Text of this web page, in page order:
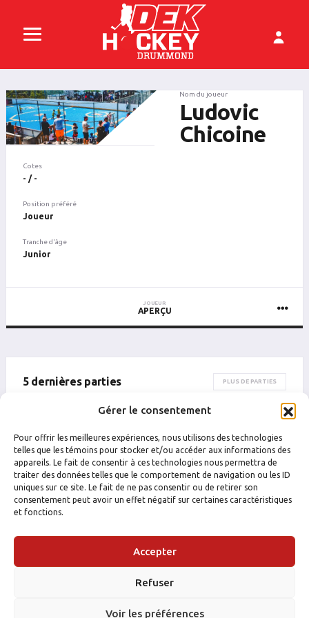
Gérer le consentement
Pour offrir les meilleures expériences, nous utilisons des technologies
telles que les témoins pour stocker et/ou accéder aux informations des
appareils. Le fait de consentir à ces technologies nous permettra de
traiter des données telles que le comportement de navigation ou les ID
uniques sur ce site. Le fait de ne pas consentir ou de retirer son
consentement peut avoir un effet négatif sur certaines caractéristiques
et fonctions.
Accepter
Refuser
Voir les préférences
Nom du joueur
Ludovic
Chicoine
Cotes
- / -
Position préféré
Joueur
Tranche d'âge
Junior
JOUEUR
APERÇU
5 dernières parties PLUS DE PARTIES
ÉQUIPE ADVERSAIRE RÉSULTAT PUN
INSTAGRAM